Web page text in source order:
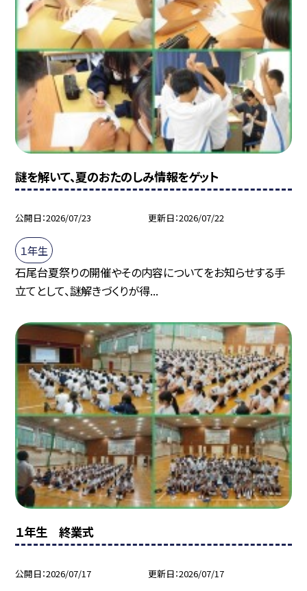
謎を解いて、夏のおたのしみ情報をゲット
公開日 2026/07/23 更新日 2026/07/22
１年生
石尾台夏祭りの開催やその内容についてをお知らせする手
立てとして、謎解きづくりが得...
１年生 終業式
公開日 2026/07/17 更新日 2026/07/17